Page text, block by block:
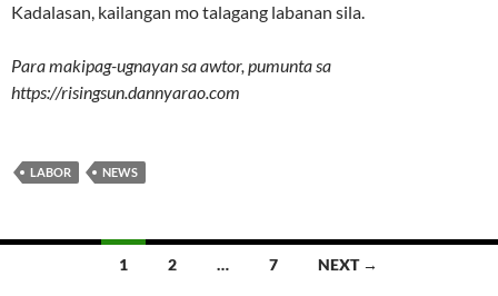
Kadalasan, kailangan mo talagang labanan sila.
Para makipag-ugnayan sa awtor, pumunta sa
https://risingsun.dannyarao.com
LABOR NEWS
1 2 … 7 NEXT →